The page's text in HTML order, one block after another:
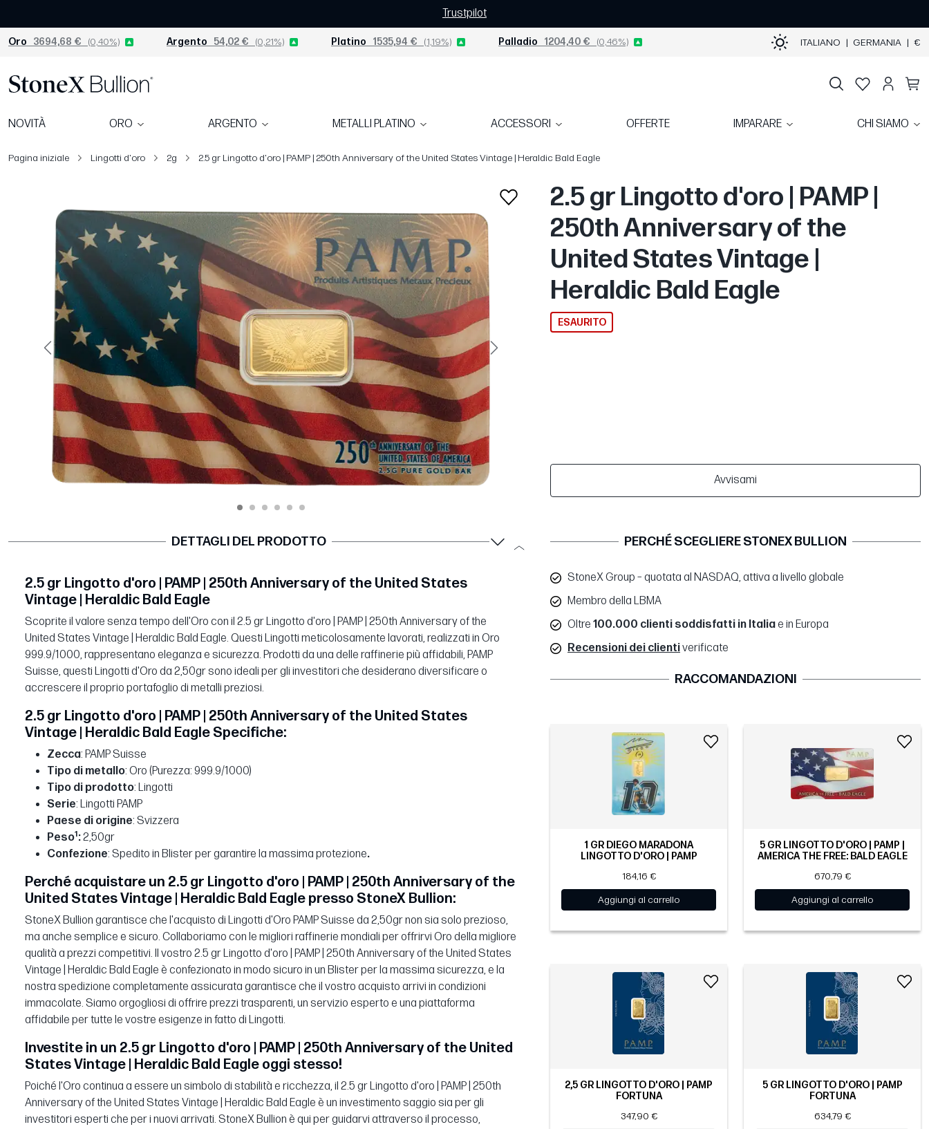
Trustpilot
Oro 3694,68 € (0,40%) Argento 54,02 € (0,21%) Platino 1535,94 € (1,19%) Palladio 1204,40 € (0,46%) ITALIANO | GERMANIA | €
NOVITÀ ORO ARGENTO METALLI PLATINO ACCESSORI OFFERTE IMPARARE CHI SIAMO
Pagina iniziale Lingotti d'oro 2g 2.5 gr Lingotto d'oro | PAMP | 250th Anniversary of the United States Vintage | Heraldic Bald Eagle
Precedente Avanti
2.5 gr Lingotto d'oro | PAMP |
250th Anniversary of the
United States Vintage |
Heraldic Bald Eagle
ESAURITO
Avvisami
DETTAGLI DEL PRODOTTO
2.5 gr Lingotto d'oro | PAMP | 250th Anniversary of the United States
Vintage | Heraldic Bald Eagle
Scoprite il valore senza tempo dell'Oro con il 2.5 gr Lingotto d'oro | PAMP | 250th Anniversary of the
United States Vintage | Heraldic Bald Eagle. Questi Lingotti meticolosamente lavorati, realizzati in Oro
999.9/1000, rappresentano eleganza e sicurezza. Prodotti da una delle raffinerie più affidabili, PAMP
Suisse, questi Lingotti d'Oro da 2,50gr sono ideali per gli investitori che desiderano diversificare o
accrescere il proprio portafoglio di metalli preziosi.
2.5 gr Lingotto d'oro | PAMP | 250th Anniversary of the United States
Vintage | Heraldic Bald Eagle Specifiche:
Zecca: PAMP Suisse
Tipo di metallo: Oro (Purezza: 999.9/1000)
Tipo di prodotto: Lingotti
Serie: Lingotti PAMP
Paese di origine: Svizzera
Peso1:2,50gr
Confezione: Spedito in Blister per garantire la massima protezione.
Perché acquistare un 2.5 gr Lingotto d'oro | PAMP | 250th Anniversary of the
United States Vintage | Heraldic Bald Eagle presso StoneX Bullion:
StoneX Bullion garantisce che l'acquisto di Lingotti d'Oro PAMP Suisse da 2,50gr non sia solo prezioso,
ma anche semplice e sicuro. Collaboriamo con le migliori raffinerie mondiali per offrirvi Oro della migliore
qualità a prezzi competitivi. Il vostro 2.5 gr Lingotto d'oro | PAMP | 250th Anniversary of the United States
Vintage | Heraldic Bald Eagle è confezionato in modo sicuro in un Blister per la massima sicurezza, e la
nostra spedizione completamente assicurata garantisce che il vostro acquisto arrivi in condizioni
immacolate. Siamo orgogliosi di offrire prezzi trasparenti, un servizio esperto e una piattaforma
affidabile per tutte le vostre esigenze in fatto di Lingotti.
Investite in un 2.5 gr Lingotto d'oro | PAMP | 250th Anniversary of the United
States Vintage | Heraldic Bald Eagle oggi stesso!
Poiché l'Oro continua a essere un simbolo di stabilità e ricchezza, il 2.5 gr Lingotto d'oro | PAMP | 250th
Anniversary of the United States Vintage | Heraldic Bald Eagle è un investimento saggio sia per gli
investitori esperti che per i nuovi arrivati. StoneX Bullion è qui per guidarvi attraverso il processo,
PERCHÉ SCEGLIERE STONEX BULLION
StoneX Group – quotata al NASDAQ, attiva a livello globale
Membro della LBMA
Oltre 100.000 clienti soddisfatti in Italiae in Europa
Recensioni dei clientiverificate
RACCOMANDAZIONI
1 GR DIEGO MARADONA
LINGOTTO D'ORO | PAMP
184,16 €
Aggiungi al carrello
5 GR LINGOTTO D'ORO | PAMP |
AMERICA THE FREE: BALD EAGLE
670,79 €
Aggiungi al carrello
2,5 GR LINGOTTO D'ORO | PAMP
FORTUNA
347,90 €
5 GR LINGOTTO D'ORO | PAMP
FORTUNA
634,79 €